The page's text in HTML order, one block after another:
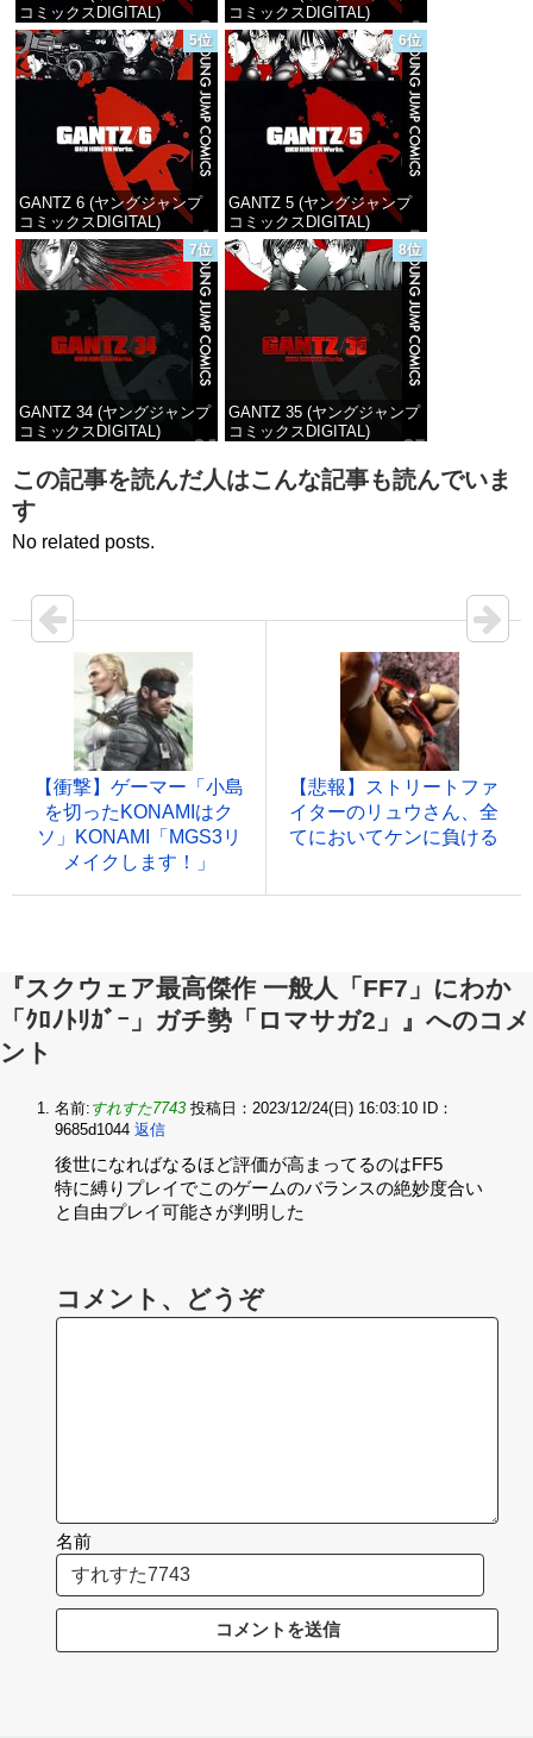
コミックスDIGITAL)
価格：¥100
コミックスDIGITAL)
価格：¥100
5位
GANTZ 6 (ヤングジャンプ
コミックスDIGITAL)
価格：¥100
6位
GANTZ 5 (ヤングジャンプ
コミックスDIGITAL)
価格：¥100
7位
GANTZ 34 (ヤングジャンプ
コミックスDIGITAL)
価格：¥100
8位
GANTZ 35 (ヤングジャンプ
コミックスDIGITAL)
価格：¥100
この記事を読んだ人はこんな記事も読んでいま
す
No related posts.
【衝撃】ゲーマー「小島
を切ったKONAMIはク
ソ」KONAMI「MGS3リ
メイクします！」
【悲報】ストリートファ
イターのリュウさん、全
てにおいてケンに負ける
『スクウェア最高傑作 一般人「FF7」にわか
「ｸﾛﾉﾄﾘｶﾞｰ」ガチ勢「ロマサガ2」』へのコメ
ント
名前: すれすた7743 投稿日：2023/12/24(日) 16:03:10
ID：
9685d1044 返信
後世になればなるほど評価が高まってるのはFF5‌
特に縛りプレイでこのゲームのバランスの絶妙度合い
と自由プレイ可能さが判明した
コメント、どうぞ
名前